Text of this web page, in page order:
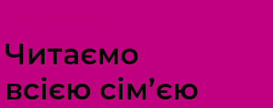
Читаємо
всією сім’єю